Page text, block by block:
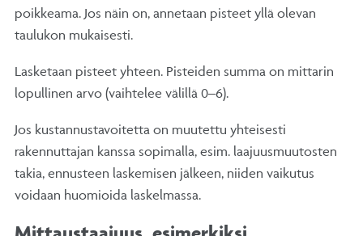
poikkeama. Jos näin on, annetaan pisteet yllä olevan
taulukon mukaisesti.
Lasketaan pisteet yhteen. Pisteiden summa on mittarin
lopullinen arvo (vaihtelee välillä 0–6).
Jos kustannustavoitetta on muutettu yhteisesti
rakennuttajan kanssa sopimalla, esim. laajuusmuutosten
takia, ennusteen laskemisen jälkeen, niiden vaikutus
voidaan huomioida laskelmassa.